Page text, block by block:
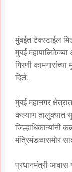
मुंबईत टेक्स्टाईल
मुंबई महापालिकेच्या
गिरणी
दिले.
मुंबई महानगर
कल्याण तालुक्यात
जिल्हाधिकाऱ्यांनी
मंत्रिमंडळासमोर
प्रधानमंत्री आवास